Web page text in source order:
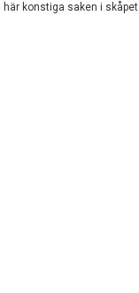
konstiga saken i skåpet